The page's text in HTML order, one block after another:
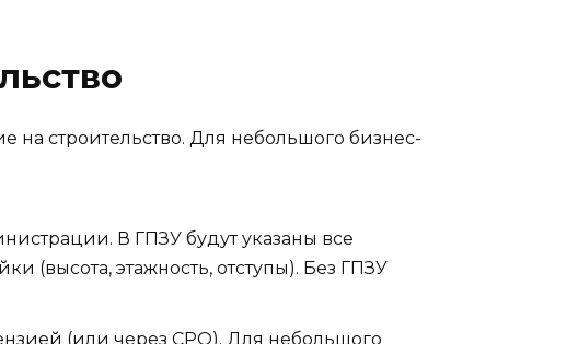
на строительство. Для небольшого бизнес-
В ГПЗУ будут указаны все
(высота, этажность, отступы). Без ГПЗУ
(или через СРО). Для небольшого